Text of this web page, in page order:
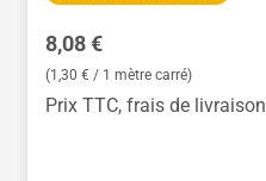
Prix régulier :
8,08 €
(1,30 € / 1 mètre carré)
Prix TTC, frais de